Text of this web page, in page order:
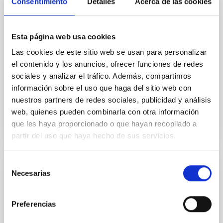
Esta página web usa cookies
Las cookies de este sitio web se usan para personalizar
el contenido y los anuncios, ofrecer funciones de redes
sociales y analizar el tráfico. Además, compartimos
información sobre el uso que haga del sitio web con
nuestros partners de redes sociales, publicidad y análisis
web, quienes pueden combinarla con otra información
que les haya proporcionado o que hayan recopilado a
partir del uso que haya hecho de sus servicios.
Necesarias
Preferencias
Programme Committee (SPC) de la Agencia Espacial
programa de ciencia de la ESA. La cita reúne en
miembros de la ESA y a especialistas implicados en
la planificación, selección y seguimiento de los
proyectos científicos que definirán la ciencia espacial
Fecha de publicación 10/06/2026 - 15:07:35
NOTA DE PRENSA
conexión entre el cielo y la naturaleza con
motivo del 8M en el Museo de la Ciencia y